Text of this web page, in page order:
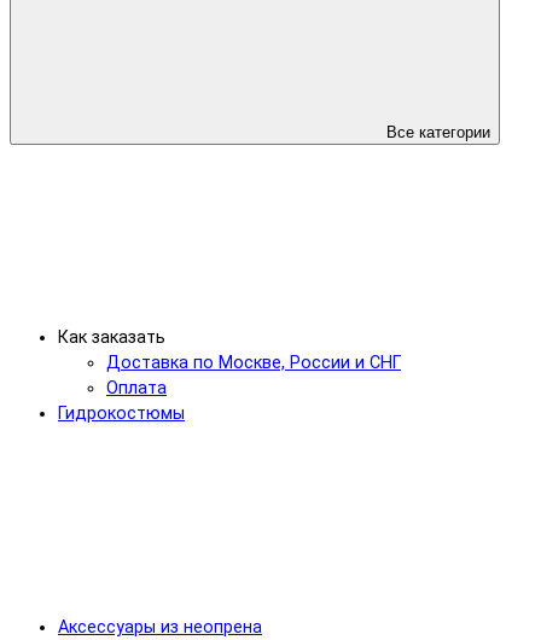
Все категории
Как заказать
Доставка по Москве, России и СНГ
Оплата
Гидрокостюмы
Аксессуары из неопрена